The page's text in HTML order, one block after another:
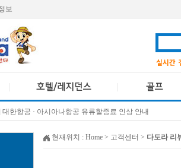
보
한항공 · 아시아나항공 유류할증료 인상 안내
현재위치 : Home > 고객센터 > 다도라 리